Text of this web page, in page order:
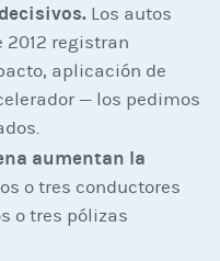
Los autos
2012 registran
aplicación de
— los pedimos
aumentan la
o tres conductores
o tres pólizas